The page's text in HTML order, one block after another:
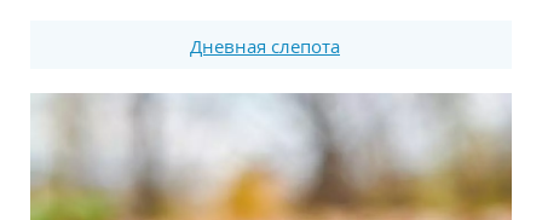
Дневная слепота